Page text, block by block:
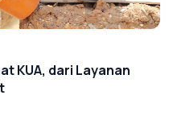
KUA, dari Layanan